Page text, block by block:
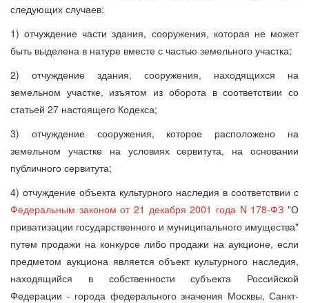
следующих случаев:
1) отчуждение части здания, сооружения, которая не может
быть выделена в натуре вместе с частью земельного участка;
2) отчуждение здания, сооружения, находящихся на
земельном участке, изъятом из оборота в соответствии со
статьей 27 настоящего Кодекса;
3) отчуждение сооружения, которое расположено на
земельном участке на условиях сервитута, на основании
публичного сервитута;
4) отчуждение объекта культурного наследия в соответствии с
Федеральным законом от 21 декабря 2001 года N 178-ФЗ "О
приватизации государственного и муниципального имущества"
путем продажи на конкурсе либо продажи на аукционе, если
предметом аукциона является объект культурного наследия,
находящийся в собственности субъекта Российской
Федерации - города федерального значения Москвы, Санкт-